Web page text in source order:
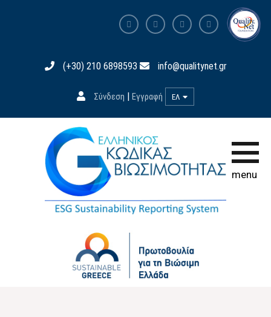
Αρχική σελίδα
Ο Κώδικας
Εκπαίδευση
Βάση Δεδομένων
(+30) 210 6898593 info@qualitynet.gr
Σύνδεση Εγγραφή ΕΛ
menu